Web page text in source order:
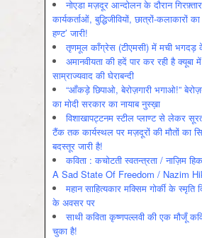
नोएडा मज़दूर आन्दोलन के दौरान
कार्यकर्ताओं, बुद्धिजीवियों, छात्रों-कलाकारों
हण्ट’ जारी!
तृणमूल काँग्रेस (टीएमसी) में मची भगदड़
अमानवीयता की हदें पार कर रही है क्यूबा
साम्राज्यवाद की घेराबन्दी
“आँकड़े छिपाओ, बेरोज़गारी भगाओ!”
का मोदी सरकार का नायाब नुस्ख़ा
विशाखापट्टनम स्टील प्लाण्ट से लेकर
टैंक तक कार्यस्थल पर मज़दूरों की मौतों का
बदस्तूर जारी है!
कविता : कचोटती स्वतन्त्रता / नाज़िम
A Sad State Of Freedom / Nazim
महान साहित्यकार मक्सिम गोर्की के
के अवसर पर
साथी कविता कृष्णपल्लवी की एक मौजूँ
चुका है!